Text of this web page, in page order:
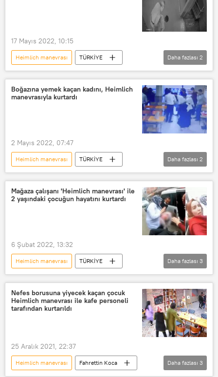
17 Mayıs 2022, 10:15
Heimlich manevrası
TÜRKİYE
Türkiye
Bursa
Daha fazlası 2
Boğazına yemek kaçan kadını, Heimlich
manevrasıyla kurtardı
2 Mayıs 2022, 07:47
Heimlich manevrası
TÜRKİYE
İstanbul
ilk yardım
Daha fazlası 2
Mağaza çalışanı 'Heimlich manevrası' ile
2 yaşındaki çocuğun hayatını kurtardı
6 Şubat 2022, 13:32
Heimlich manevrası
TÜRKİYE
Beykoz
kurtarma Çocuk
Daha fazlası 3
Nefes borusuna yiyecek kaçan çocuk
Heimlich manevrası ile kafe personeli
tarafından kurtarıldı
25 Aralık 2021, 22:37
Heimlich manevrası
Fahrettin Koca
Daha fazlası 3